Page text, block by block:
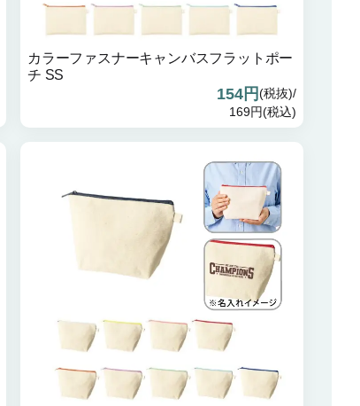
カラーファスナーキャンバスフラットポー
チ SS
154円(税抜)/
169円(税込)